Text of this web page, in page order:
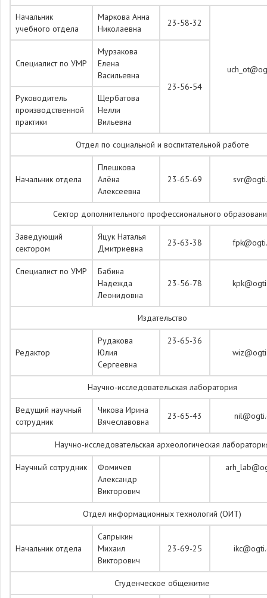
Начальник
учебного отдела
Маркова Анна
Николаевна
23-58-32
Специалист по УМР
Мурзакова
Елена
Васильевна
23-56-54
Руководитель
производственной
практики
Щербатова
Нелли
Вильевна
Отдел по социальной и воспитательной работе
Начальник отдела
Плешкова
Алёна
Алексеевна
23-65-69
Сектор дополнительного профессионального
Заведующий
сектором
Яцук Наталья
Дмитриевна
23-63-38
Специалист по УМР
Бабина
Надежда
Леонидовна
23-56-78
Издательство
Редактор
Рудакова
Юлия
Сергеевна
23-65-36
Научно-исследовательская лаборатория
Ведущий научный
сотрудник
Чикова Ирина
Вячеславовна
23-65-43
Научно-исследовательская археологическая
Научный сотрудник
Фомичев
Александр
Викторович
Отдел информационных технологий (ОИТ)
Начальник отдела
Сапрыкин
Михаил
Викторович
23-69-25
Студенческое общежитие